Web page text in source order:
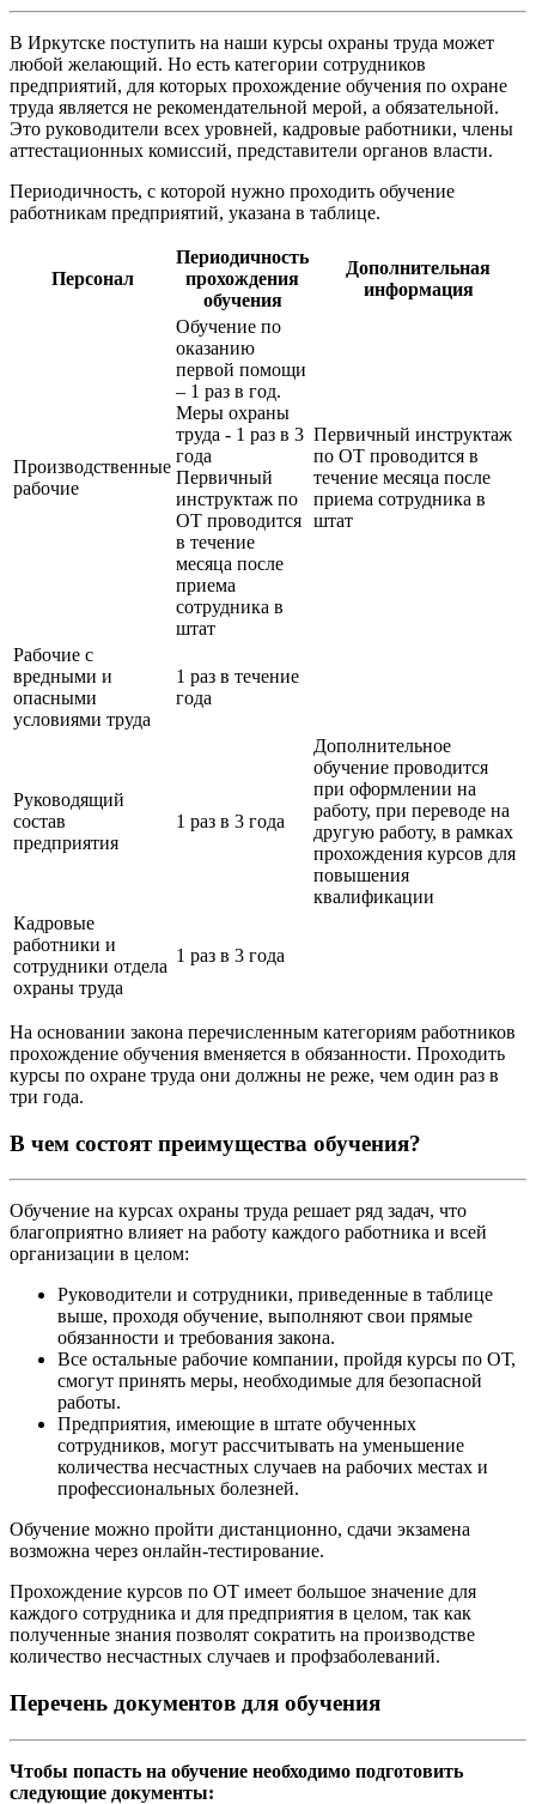
В Иркутске поступить на наши курсы охраны труда может
любой желающий. Но есть категории сотрудников
предприятий, для которых прохождение обучения по охране
труда является не рекомендательной мерой, а обязательной.
Это руководители всех уровней, кадровые работники, члены
аттестационных комиссий, представители органов власти.
Периодичность, с которой нужно проходить обучение
работникам предприятий, указана в таблице.
Персонал
Периодичность
прохождения
обучения
Дополнительная
информация
Производственные
рабочие
Обучение по
оказанию
первой помощи
– 1 раз в год.
Меры охраны
труда - 1 раз в 3
года
Первичный
инструктаж по
ОТ проводится
в течение
месяца после
приема
сотрудника в
штат
Первичный инструктаж
по ОТ проводится в
течение месяца после
приема сотрудника в
штат
Рабочие с
вредными и
опасными
условиями труда
1 раз в течение
года
Руководящий
состав
предприятия
1 раз в 3 года
Дополнительное
обучение проводится
при оформлении на
работу, при переводе на
другую работу, в рамках
прохождения курсов для
повышения
квалификации
Кадровые
работники и
сотрудники отдела
охраны труда
1 раз в 3 года
На основании закона перечисленным категориям работников
прохождение обучения вменяется в обязанности. Проходить
курсы по охране труда они должны не реже, чем один раз в
три года.
В чем состоят преимущества обучения?
Обучение на курсах охраны труда решает ряд задач, что
благоприятно влияет на работу каждого работника и всей
организации в целом:
Руководители и сотрудники, приведенные в таблице
выше, проходя обучение, выполняют свои прямые
обязанности и требования закона.
Все остальные рабочие компании, пройдя курсы по ОТ,
смогут принять меры, необходимые для безопасной
работы.
Предприятия, имеющие в штате обученных
сотрудников, могут рассчитывать на уменьшение
количества несчастных случаев на рабочих местах и
профессиональных болезней.
Обучение можно пройти дистанционно, сдачи экзамена
возможна через онлайн-тестирование.
Прохождение курсов по ОТ имеет большое значение для
каждого сотрудника и для предприятия в целом, так как
полученные знания позволят сократить на производстве
количество несчастных случаев и профзаболеваний.
Перечень документов для обучения
Чтобы попасть на обучение необходимо подготовить
следующие документы: